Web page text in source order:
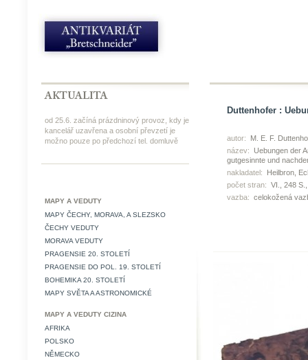
od 25.6. začíná prázdninový provoz, kdy je
kancelář uzavřena a osobní převzetí je
možno pouze po předchozí tel. domluvě
MAPY A VEDUTY
MAPY ČECHY, MORAVA, A SLEZSKO
ČECHY VEDUTY
MORAVA VEDUTY
PRAGENSIE 20. STOLETÍ
PRAGENSIE DO POL. 19. STOLETÍ
BOHEMIKA 20. STOLETÍ
MAPY SVĚTA A ASTRONOMICKÉ
MAPY A VEDUTY CIZINA
AFRIKA
POLSKO
NĚMECKO
Duttenhofer :
autor:
M. E. F.
název:
Uebungen der
gutgesinnte und
nakladatel:
Heilbron,
počet stran: VI., 248
vazba: celokožená